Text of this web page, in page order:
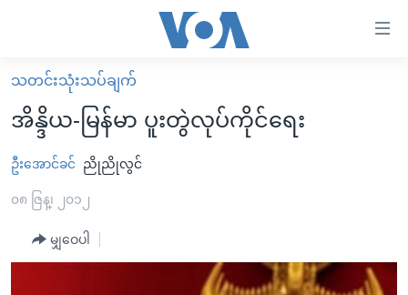
လွယ်ကူ
စေ
သည့်
Link
များ
အကြောင်းအရာ
မူလစာမျက်နှာ
မြန်မာ
ကမ္ဘာ့သတင်းများ
နိုင်ငံတကာ
တရုတ်
ဗွီဒီယို
ရပ်ဝန်းတခု လမ်းတခု အလွန်
သတင်းသုံးသပ်ချက်
အိန္ဒိယ-မြန်မာ ပူးတွဲလုပ်ကိုင်ရေး
ဦးအောင်ခင် ညိုညိုလွင်
၀၈ ဇြန္၊ ၂၀၁၂
မျှဝေပါ